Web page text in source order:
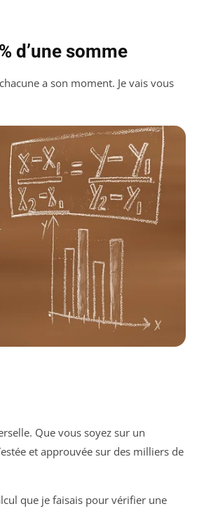
d’une somme
a son moment. Je vais vous
Que vous soyez sur un
et approuvée sur des milliers de
que je faisais pour vérifier une